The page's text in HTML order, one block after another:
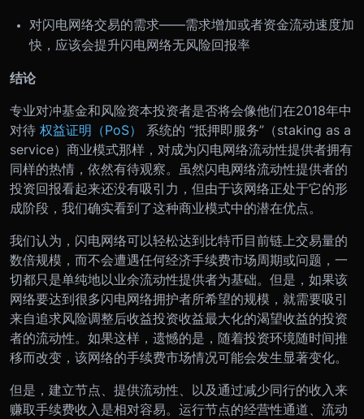
对闪电网络交易的需求——需求增加或者资金流动速度加
快，应该会提升闪电网络无风险回报率
结论
专业对冲基金和风险资本投资者是否将会像他们在2018年中
对待 权益证明（PoS）
系统的 “抵押即服务”（staking as a
service）商业模式那样，对成为闪电网络流动性提供者拥有
同样的热情，依然有待观察。虽然闪电网络流动性提供者的
投资回报看起来还没有吸引力，但由于该网络正处于它的形
成阶段，我们确实看到了这种商业模式中的潜在优点。
我们认为，闪电网络可以轻松达到比特币目前链上交易量的
数倍规模，而不会遭遇任何经济手续费市场周期或问题，一
切都只是单纯地以业余流动性提供者为基础。但是，如果该
网络要达到很多闪电网络拥护者所希望的规模，就需要吸引
来自追求风险调整后收益投资收益最大化的渴望收益的投资
者的流动性。如果这样，遗憾的是，随着投资环境随时间推
移而改变，该网络的手续费市场情况可能会发生显著变化。
但是，建立节点、提供流动性、以及通过减少同行的收入来
赚取手续费收入是相对容易。运行节点的经营性通道、流动